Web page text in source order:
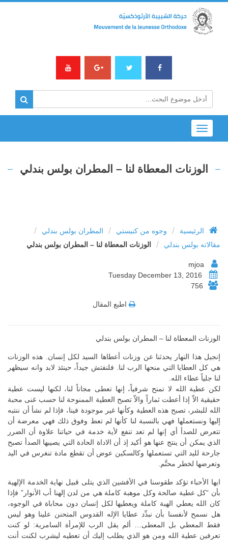
Toggle
navigation
الوزنات المعطاة لنا – المطران بولس بندلي
الرئيسية / وجوه من كنيستي / المطران بولس بندلي /
مقالاته بولس بندلي / الوزنات المعطاة لنا – المطران بولس بندلي
756
اطبع المقال
الوزنات المعطاة لنا – المطران بولس بندلي
إنجيل هذا النهار يحدثنا عن وزنات أعطاها السيد لكل إنسان. هذه الوزنات
هي كل العطايا التي منحها الرب لنا. فلنفتش جيداً، حينئذ لابد وانه سيظهر
لنا جلياً عطاء الله.
لكن عطية الله لا تمنح شرفياً، إنها تعطى مجاناً لنا، لكنها ليست عطية
حقيقية الاّ إذا أعطت ثماراً والاّ تصبح العطية الممنوحة لنا حسب غنى محبة
الله للبشر، تصبح هذه العطية وكأنها غير موجودة فينا، فإذا لم نشأ أن ننتبه
إليها ونستعملها فهي بالنسبة لنا كأنها لم تعط وفوق ذلك فهي معرضة أن
تتعرض للصدأ أي إنها لم تعد تنفع لأية خدمة في حياتنا علاوة أن الضرر
الذي يمكن أن ينتج عنها هو أكيد إذ أن الاداة الحادة التي يصيبها الصدأ تصبح
جارحة لليد التي تستعملها وكالسكين عوض أن تقطع مادة تنغرس في اليد
وتعرضها لخطر محتَّم.
ايها الأحباء تؤكد طقوسنا في الأفشين الذي يتلى قبيل نهاية الخدمة الإلهية
بأن “كل عطية صالحة وكل موهبة كاملة هي من لدن إلهنا أب الأنوار” فإذا
كان الله يعطي الهبة كاملة ويعطيها لكل إنسان دون محاباة في الوجوه،
هل نسمح لأنفسنا بأن نبدِّد عطايا الإله القدوس المتحنن علينا وهو ليس
فقط المعطي بل المعطى… ألم يقل الرب للإمرأة السامرية: لو كنت
تعرفين عطية الله ومن هو الذي يطلب إليك أن تعطيه ليشرب لكنت أنت